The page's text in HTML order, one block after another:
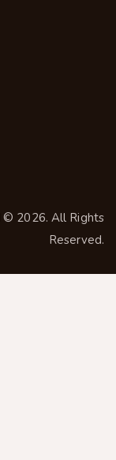
© 2026. All Rights
Reserved.